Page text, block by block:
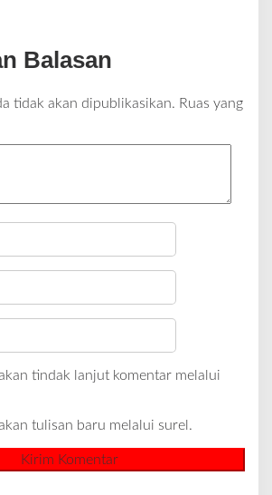
Balasan
tidak akan dipublikasikan. Ruas yang
tindak lanjut komentar melalui
tulisan baru melalui surel.